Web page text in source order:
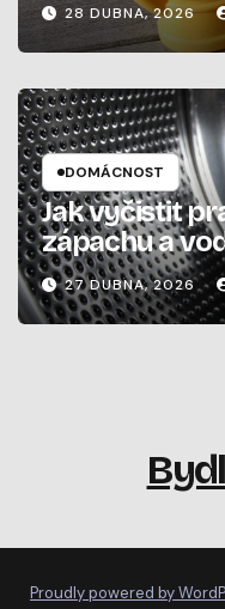
28 DUBNA, 2026
DOMÁCNOST
Jak vyčistit
zápachu a
27 DUBNA, 2026
Proudly powered by